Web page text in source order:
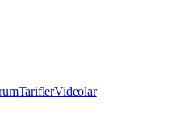
TariflerVideolar